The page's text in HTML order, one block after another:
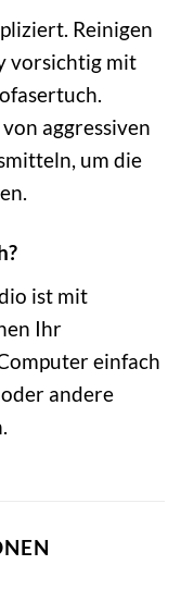
Reinigen
vorsichtig mit
aggressiven
um die
ist mit
Ihr
einfach
andere